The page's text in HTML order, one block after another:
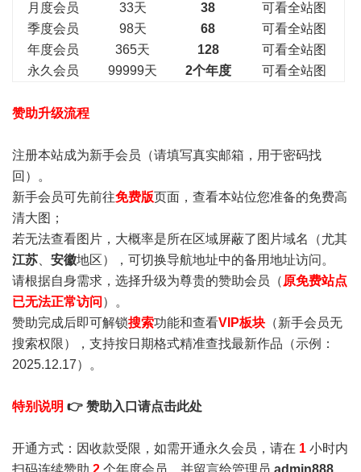
月度会员
33天 38
可看全站图
季度会员
98天 68
可看全站图
年度会员
365天 128
可看全站图
永久会员
99999天 2个年度 可看全站图
赞助升级流程
注册本站成为新手会员 （请填写真实邮箱，用于密码找
回）。
新手会员可先前往免费版页面，查看本站位您准备的免费高
清大图；
若无法查看图片，大概率是所在区域屏蔽了图片域名（尤其
江苏
安徽地区），可切换导航地址中的备用地址访问。
请根据自身需求，选择升级为尊贵的赞助会员（ 原免费站点
已无法正常访问 ）。
赞助完成后即可解锁搜索功能和查看VIP板块 （新手会员无
搜索权限），支持按日期格式精准查找最新作品（示例：
2025.12.17）。
特别说明 👉 赞助入口请点击此处
开通方式：因收款受限，如需开通永久会员，请在 1 小时内
扫码连续赞助 2 个年度会员，并留言给管理员 admin888